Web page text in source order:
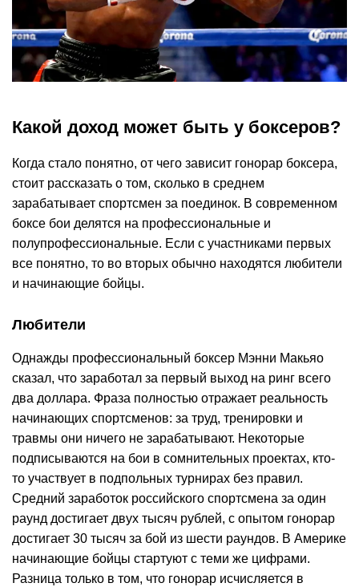
Какой доход может быть у боксеров?
Когда стало понятно, от чего зависит гонорар боксера,
стоит рассказать о том, сколько в среднем
зарабатывает спортсмен за поединок. В современном
боксе бои делятся на профессиональные и
полупрофессиональные. Если с участниками первых
все понятно, то во вторых обычно находятся любители
и начинающие бойцы.
Любители
Однажды профессиональный боксер Мэнни Макьяо
сказал, что заработал за первый выход на ринг всего
два доллара. Фраза полностью отражает реальность
начинающих спортсменов: за труд, тренировки и
травмы они ничего не зарабатывают. Некоторые
подписываются на бои в сомнительных проектах, кто-
то участвует в подпольных турнирах без правил.
Средний заработок российского спортсмена за один
раунд достигает двух тысяч рублей, с опытом гонорар
достигает 30 тысяч за бой из шести раундов. В Америке
начинающие бойцы стартуют с теми же цифрами.
Разница только в том, что гонорар исчисляется в